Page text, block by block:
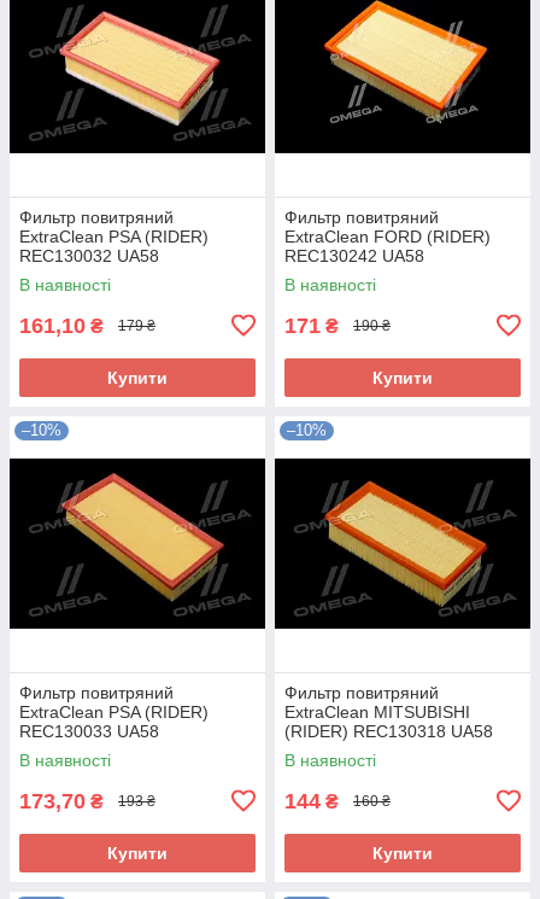
Фильтр повитряний
ExtraClean PSA (RIDER)
REC130032 UA58
В наявності
161,10 ₴ 179 ₴
Купити
Фильтр повитряний
ExtraClean FORD (RIDER)
REC130242 UA58
В наявності
171 ₴ 190 ₴
Купити
–10%
Фильтр повитряний
ExtraClean PSA (RIDER)
REC130033 UA58
В наявності
173,70 ₴ 193 ₴
Купити
–10%
Фильтр повитряний
ExtraClean MITSUBISHI
(RIDER) REC130318 UA58
В наявності
144 ₴ 160 ₴
Купити